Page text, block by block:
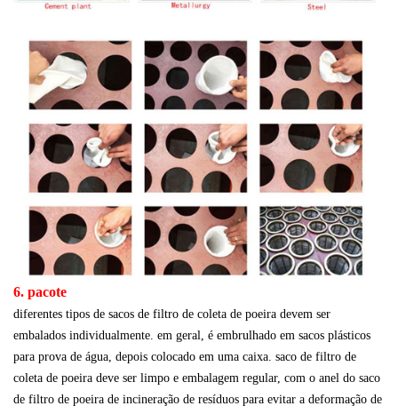
6. pacote
diferentes tipos de sacos de filtro de coleta de poeira devem ser
embalados individualmente. em geral, é embrulhado em sacos plásticos
para prova de água, depois colocado em uma caixa. saco de filtro de
coleta de poeira deve ser limpo e embalagem regular, com o anel do saco
de filtro de poeira de incineração de resíduos para evitar a deformação de